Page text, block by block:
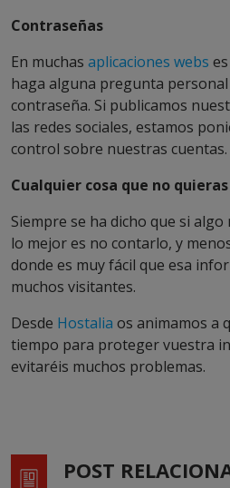
Contraseñas
En muchas aplicaciones webs
haga alguna pregunta
contraseña. Si publicamos
las redes sociales, estamos
control sobre nuestras cuentas.
Cualquier cosa que no
Siempre se ha dicho que si
lo mejor es no contarlo, y
donde es muy fácil que esa
muchos visitantes.
Desde Hostalia os animamos a
tiempo para proteger vuestra
evitaréis muchos problemas.
POST